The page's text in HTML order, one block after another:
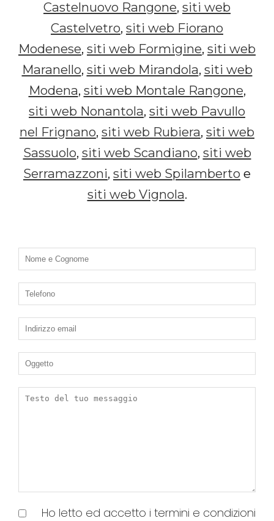
Castelnuovo Rangone, siti web
Castelvetro, siti web Fiorano
Modenese, siti web Formigine, siti web
Maranello, siti web Mirandola, siti web
Modena, siti web Montale Rangone,
siti web Nonantola, siti web Pavullo
nel Frignano, siti web Rubiera, siti web
Sassuolo, siti web Scandiano, siti web
Serramazzoni, siti web Spilamberto e
siti web Vignola.
Ho letto ed accetto i termini e condizioni